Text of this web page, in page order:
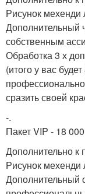
Рисунок
Дополнительный
собственным
Обработка 3 х
(итого у вас
сразить своей
-.
Пакет VIP - 18
Дополнительно к
Рисунок
Дополнительный